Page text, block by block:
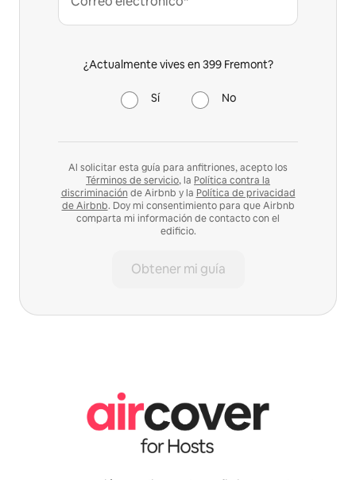
¿Actualmente vives en 399 Fremont?
Sí No
Al solicitar esta guía para anfitriones, acepto los
Términos de servicio, la Política contra la
discriminación de Airbnb y la Política de privacidad
de Airbnb. Doy mi consentimiento para que Airbnb
comparta mi información de contacto con el
edificio.
Obtener mi guía